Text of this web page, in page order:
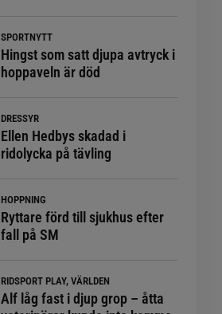
SPORTNYTT
Hingst som satt djupa avtryck i
hoppaveln är död
DRESSYR
Ellen Hedbys skadad i
ridolycka på tävling
HOPPNING
Ryttare förd till sjukhus efter
fall på SM
RIDSPORT PLAY, VÄRLDEN
Alf låg fast i djup grop – åtta